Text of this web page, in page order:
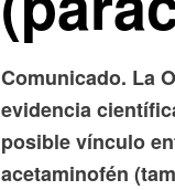
Comunicado. La
evidencia
posible vínculo
acetaminofén